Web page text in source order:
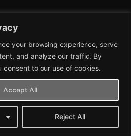
your browsing experience, serve
and analyze our traffic. By
consent to our use of cookies.
Reject All
Accept All